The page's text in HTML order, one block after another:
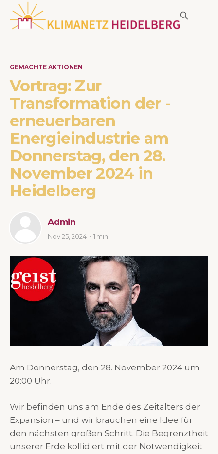
GEMACHTE AKTIONEN
Vortrag: Zur
Transformation der ­
erneuerbaren
Energieindustrie am
Donnerstag, den 28.
November 2024 in
Heidelberg
Admin
Nov 25, 2024 1 min
Am Donnerstag, den 28. November 2024 um
20:00 Uhr.
Wir befinden uns am Ende des Zeitalters der
Expansion – und wir brauchen eine Idee für
den nächsten großen Schritt. Die Begrenztheit
unserer Erde kollidiert mit der Notwendigkeit